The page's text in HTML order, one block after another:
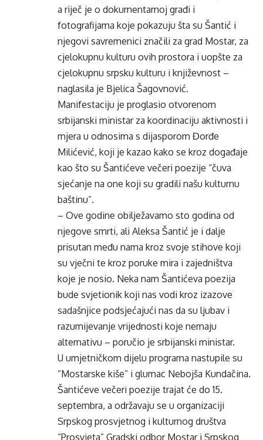
a riječ je o dokumentarnoj građi i
fotografijama koje pokazuju šta su Šantić i
njegovi savremenici značili za grad Mostar, za
cjelokupnu kulturu ovih prostora i uopšte za
cjelokupnu srpsku kulturu i književnost –
naglasila je Bjelica Šagovnović.
Manifestaciju je proglasio otvorenom
srbijanski ministar za koordinaciju aktivnosti i
mjera u odnosima s dijasporom Đorđe
Milićević, koji je kazao kako se kroz događaje
kao što su Šantićeve večeri poezije “čuva
sjećanje na one koji su gradili našu kulturnu
baštinu”.
– Ove godine obilježavamo sto godina od
njegove smrti, ali Aleksa Šantić je i dalje
prisutan među nama kroz svoje stihove koji
su vječni te kroz poruke mira i zajedništva
koje je nosio. Neka nam Šantićeva poezija
bude svjetionik koji nas vodi kroz izazove
sadašnjice podsjećajući nas da su ljubav i
razumijevanje vrijednosti koje nemaju
alternativu – poručio je srbijanski ministar.
U umjetničkom dijelu programa nastupile su
”Mostarske kiše” i glumac Nebojša Kundačina.
Šantićeve večeri poezije trajat će do 15.
septembra, a održavaju se u organizaciji
Srpskog prosvjetnog i kulturnog društva
”Prosvjeta” Gradski odbor Mostar i Srpskog